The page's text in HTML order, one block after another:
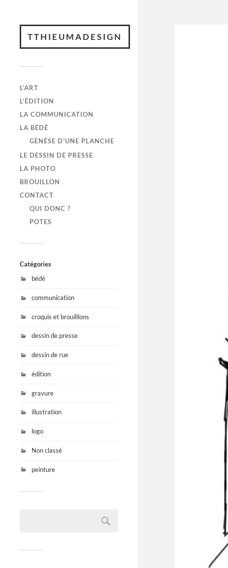
TTHIEUMADESIGN
L’ART
L’ÉDITION
LA COMMUNICATION
LA BÉDÉ
GENÈSE D’UNE PLANCHE
LE DESSIN DE PRESSE
LA PHOTO
BROUILLON
CONTACT
QUI DONC ?
POTES
Catégories
bédé
communication
croquis et brouilllons
dessin de presse
dessin de rue
édition
gravure
illustration
logo
Non classé
peinture